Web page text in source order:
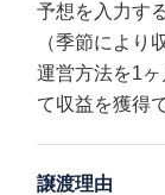
予想を入力す
（季節により
運営方法を1
て収益を獲得
譲渡理由